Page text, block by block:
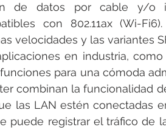
de datos por cable y/o
con 802.11ax (Wi-
velocidades y las variantes
en industria,
para una cómoda
combinan la funcionalidad
las LAN estén conectadas
puede registrar el tráfico de